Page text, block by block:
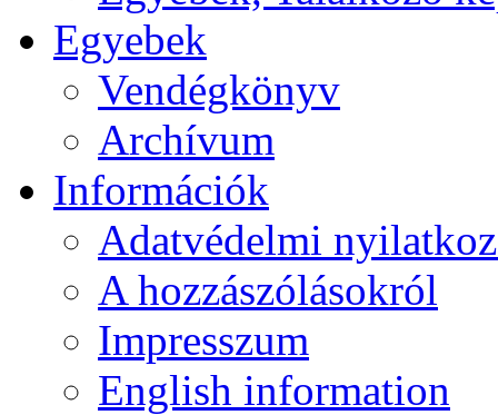
Egyebek
Vendégkönyv
Archívum
Információk
Adatvédelmi
A hozzászólásokról
Impresszum
English information